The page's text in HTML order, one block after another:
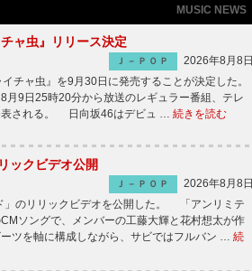
MUSIC NEWS
ャ虫』リリース決定
Ｊ－ＰＯＰ
2026年8月8日
チャ虫』を9月30日に発売することが決定した。
9日25時20分から放送のレギュラー番組、テレ
表される。 日向坂46はデビュ … 続きを読む
ックビデオ公開
Ｊ－ＰＯＰ
2026年8月8日
のリリックビデオを公開した。 「アンリミテ
ソングで、メンバーの工藤大輝と花村想太が作
ツを軸に構成しながら、サビではフルバン … 続